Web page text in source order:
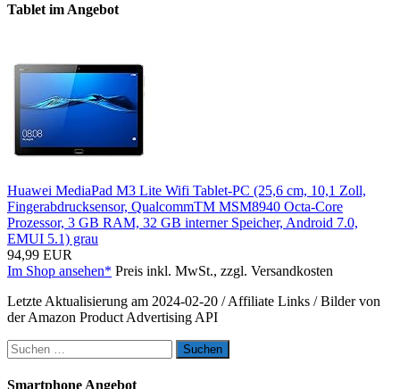
Tablet im Angebot
Huawei MediaPad M3 Lite Wifi Tablet-PC (25,6 cm, 10,1 Zoll,
Fingerabdrucksensor, QualcommTM MSM8940 Octa-Core
Prozessor, 3 GB RAM, 32 GB interner Speicher, Android 7.0,
EMUI 5.1) grau
94,99 EUR
Im Shop ansehen* Preis inkl. MwSt., zzgl. Versandkosten
Letzte Aktualisierung am 2024-02-20 / Affiliate Links / Bilder von
der Amazon Product Advertising API
Suchen
nach:
Smartphone Angebot